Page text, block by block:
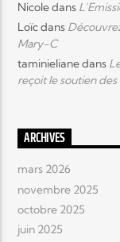
Nicoledans
Loïcdans
Mary-C
taminielianedans
reçoit le soutien des
ARCHIVES
mars 2026
novembre 2025
octobre 2025
juin 2025